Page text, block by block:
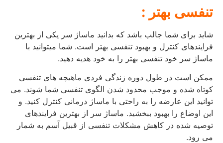
تنفسی بهتر :
شاید برای شما جالب باشد که بدانید ماساژ سر یکی از بهترین
فرایندهای کنترل و بهبود تنفسی بهتر است. شما میتوانید با
ماساژ سر خود تنفسی بهتر را به خود هدیه دهید.
ممکن است در طول دوره زندگی فردی ماهیچه های تنفسی
کوتاه شده و موجب محدود شدن الگوی تنفسی شما شوند. می
توانید این عارضه را به راحتی با ماساژ درمانی کنترل کنید. و
این اوضاع را بهبود ببخشید. ماساژ سر از بهترین فرایندهای
توصیه شده در کاهش مشکلات تنفسی از قبیل آسم به شمار
می رود.